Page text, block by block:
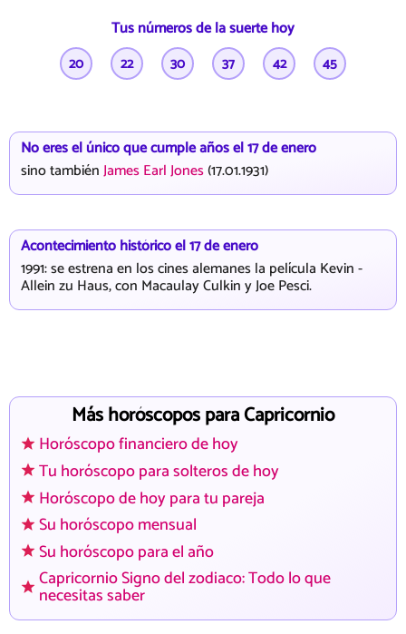
Tus números de la suerte hoy
20 22 30 37 42 45
No eres el único que cumple años el 17 de enero
sino tambiénJames Earl Jones(17.01.1931)
Acontecimiento histórico el 17 de enero
1991: se estrena en los cines alemanes la película Kevin -
Allein zu Haus, con Macaulay Culkin y Joe Pesci.
Más horóscopos para Capricornio
Horóscopo financiero de hoy
Tu horóscopo para solteros de hoy
Horóscopo de hoy para tu pareja
Su horóscopo mensual
Su horóscopo para el año
Capricornio Signo del zodiaco: Todo lo que
necesitas saber